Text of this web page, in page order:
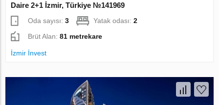
Daire 2+1 İzmir, Türkiye №141969
Oda sayısı:3 Yatak odası:2
Brüt Alan:81 metrekare
İzmir İnvest